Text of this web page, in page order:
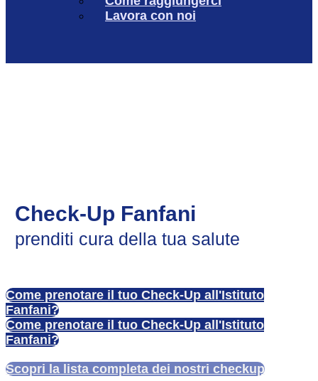
Lavora con noi
Check-Up Fanfani
prenditi cura della tua salute
Come prenotare il tuo Check-Up all'Istituto
Fanfani?
Come prenotare il tuo Check-Up all'Istituto
Fanfani?
Scopri la lista completa dei nostri checkup